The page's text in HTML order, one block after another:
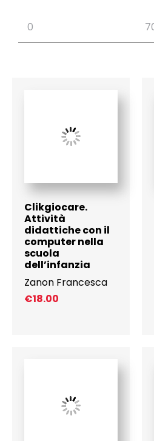
Clikgiocare.
Attività
didattiche con il
computer nella
scuola
dell’infanzia
Zanon Francesca
€18.00